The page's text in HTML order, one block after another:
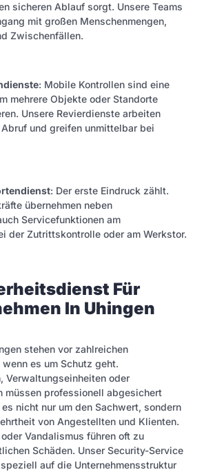
sicheren Ablauf sorgt. Unsere Teams
mit großen Menschenmengen,
Zwischenfällen.
: Mobile Kontrollen sind eine
mehrere Objekte oder Standorte
Unsere Revierdienste arbeiten
und greifen unmittelbar bei
: Der erste Eindruck zählt.
übernehmen neben
Servicefunktionen am
der Zutrittskontrolle oder am Werkstor.
Für
In Uhingen
stehen vor zahlreichen
es um Schutz geht.
Verwaltungseinheiten oder
müssen professionell abgesichert
nicht nur um den Sachwert, sondern
von Angestellten und Klienten.
Vandalismus führen oft zu
Schäden. Unser Security-Service
auf die Unternehmensstruktur